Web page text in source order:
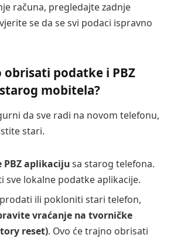
računa, pregledajte zadnje
se da se svi podaci ispravno
obrisati podatke i PBZ
mobitela?
da sve radi na novom telefonu,
stari.
aplikacijusa starog telefona.
sve lokalne podatke aplikacije.
ili pokloniti stari telefon,
vraćanje na tvorničke
reset). Ovo će trajno obrisati